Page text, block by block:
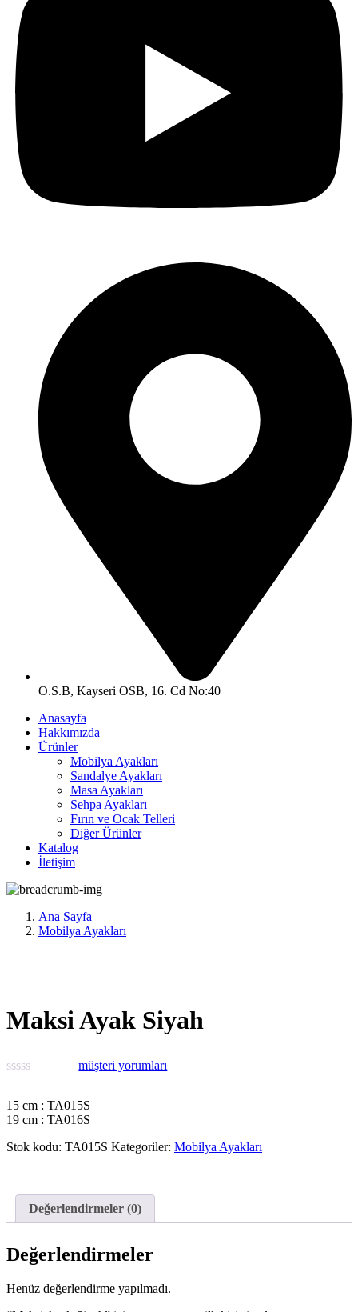
O.S.B, Kayseri OSB, 16. Cd No:40
Anasayfa
Hakkımızda
Ürünler
Mobilya Ayakları
Sandalye Ayakları
Masa Ayakları
Sehpa Ayakları
Fırın ve Ocak Telleri
Diğer Ürünler
Katalog
İletişim
Ana Sayfa
Mobilya Ayakları
Maksi Ayak Siyah
müşteri yorumları
15 cm : TA015S
19 cm : TA016S
Stok kodu: TA015S Kategoriler: Mobilya Ayakları
Değerlendirmeler (0)
Değerlendirmeler
Henüz değerlendirme yapılmadı.